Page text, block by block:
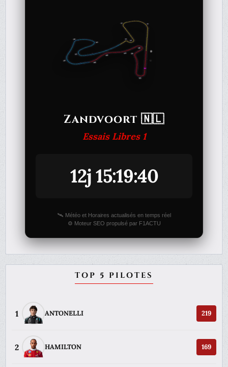
Zandvoort 🇳🇱
Essais Libres 1
12j 15:19:40
🛰️ Météo et Horaires actualisés en temps réel
⚙️ Moteur SEO propulsé par F1ACTU
TOP 5 PILOTES
1 ANTONELLI 219
2 HAMILTON 169